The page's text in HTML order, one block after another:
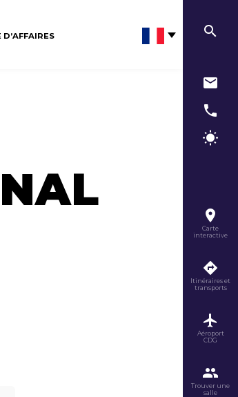
Carte
interactive
Itinéraires et
transports
Aéroport
CDG
Trouver une
salle